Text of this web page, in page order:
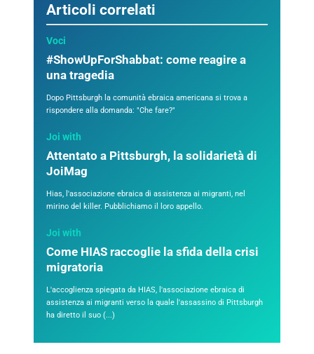
Articoli correlati
Voci
#ShowUpForShabbat: come reagire a
una tragedia
Dopo Pittsburgh la comunità ebraica americana si trova a
rispondere alla domanda: "Che fare?"
Joi with
Attentato a Pittsburgh, la solidarietà di
JoiMag
Hias, l'associazione ebraica di assistenza ai migranti, nel
mirino del killer. Pubblichiamo il loro appello.
Joi with
Come HIAS raccoglie la sfida della crisi
migratoria
L'accoglienza spiegata da HIAS, l'associazione ebraica di
assistenza ai migranti verso la quale l'assassino di Pittsburgh
ha diretto il suo (...)